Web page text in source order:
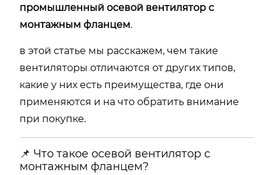
промышленный осевой вентилятор с
монтажным фланцем.
в этой статье мы расскажем, чем такие
вентиляторы отличаются от других типов,
какие у них есть преимущества, где они
применяются и на что обратить внимание
при покупке.
📌 Что такое осевой вентилятор с
монтажным фланцем?